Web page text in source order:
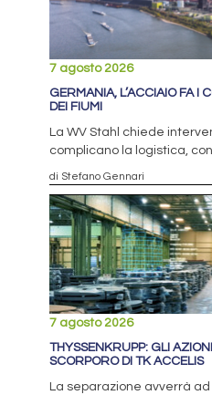
7 agosto 2026
GERMANIA, L’ACCIAIO FA I
DEI FIUMI
La WV Stahl chiede
complicano la logistica,
di Stefano Gennari
7 agosto 2026
THYSSENKRUPP: GLI
SCORPORO DI TK ACCELIS
La separazione avverrà